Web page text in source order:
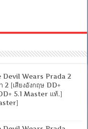
Devil Wears Prada 2
2 [เสียงอังกฤษ DD+
5.1 Master แท้.]